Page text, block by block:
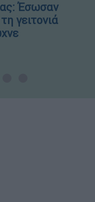
Έσωσαν
γειτονιά